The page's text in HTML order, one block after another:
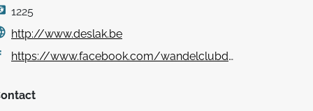
1225
http://www.deslak.be
https://www.facebook.com/wandelclubdeslak